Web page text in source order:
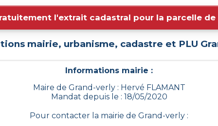
l'extrait cadastral pour la parcelle de
mairie, urbanisme, cadastre et PLU
Informations mairie :
Maire de Grand-verly : Hervé FLAMANT
Mandat depuis le : 18/05/2020
Pour contacter la mairie de Grand-verly :